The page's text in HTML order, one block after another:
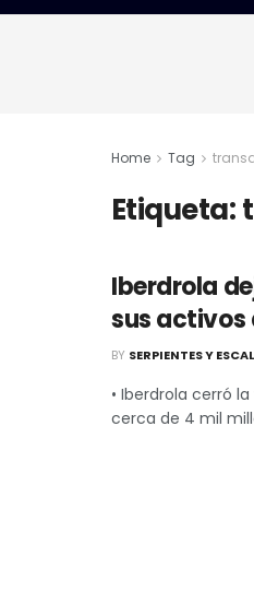
Home Tag
Etiqueta:
Iberdrola
sus activos
BY SERPIENTES Y
• Iberdrola cerró
cerca de 4 mil